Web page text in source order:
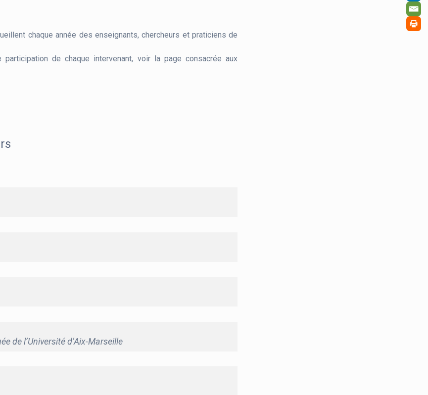
chaque année des enseignants, chercheurs et praticiens de
de chaque intervenant, voir la page consacrée aux
de l’Université d’Aix-Marseille